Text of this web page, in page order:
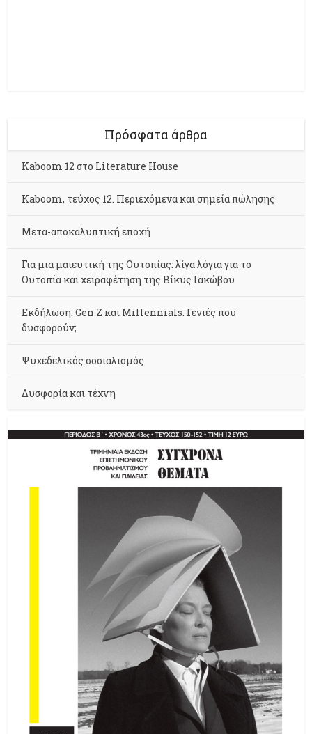
Πρόσφατα άρθρα
Kaboom 12 στο Literature House
Kaboom, τεύχος 12. Περιεχόμενα και σημεία πώλησης
Μετα-αποκαλυπτική εποχή
Για μια μαιευτική της Ουτοπίας: λίγα λόγια για το
Ουτοπία και χειραφέτηση της Βίκυς Ιακώβου
Εκδήλωση: Gen Z και Millennials. Γενιές που
δυσφορούν;
Ψυχεδελικός σοσιαλισμός
Δυσφορία και τέχνη